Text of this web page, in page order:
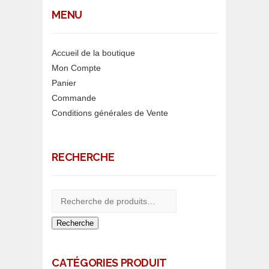
MENU
Accueil de la boutique
Mon Compte
Panier
Commande
Conditions générales de Vente
RECHERCHE
Recherche
CATÉGORIES PRODUIT